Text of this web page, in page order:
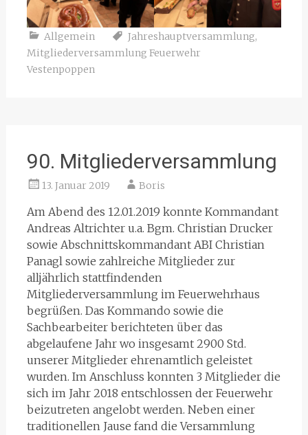
Allgemein Jahreshauptversammlung,
Mitgliederversammlung Feuerwehr
Vestenpoppen
90. Mitgliederversammlung
13. Januar 2019 Boris
Am Abend des 12.01.2019 konnte Kommandant
Andreas Altrichter u.a. Bgm. Christian Drucker
sowie Abschnittskommandant ABI Christian
Panagl sowie zahlreiche Mitglieder zur
alljährlich stattfindenden
Mitgliederversammlung im Feuerwehrhaus
begrüßen. Das Kommando sowie die
Sachbearbeiter berichteten über das
abgelaufene Jahr wo insgesamt 2900 Std.
unserer Mitglieder ehrenamtlich geleistet
wurden. Im Anschluss konnten 3 Mitglieder die
sich im Jahr 2018 entschlossen der Feuerwehr
beizutreten angelobt werden. Neben einer
traditionellen Jause fand die Versammlung